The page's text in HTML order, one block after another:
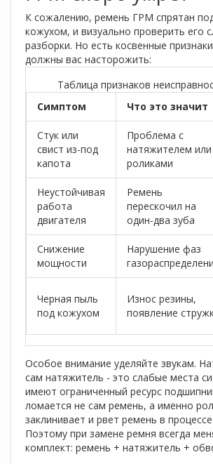
К сожалению, ремень ГРМ спрятан
кожухом, и визуально проверить его
разборки. Но есть косвенные
должны вас насторожить:
Таблица признаков
Симптом
Что это значит
Стук или
свист из-под
капота
Проблема с
натяжителем или
роликами
Неустойчивая
работа
двигателя
Ремень
перескочил на
один-два зуба
Снижение
мощности
Нарушение фаз
Черная пыль
под кожухом
Износ резины,
появление
Особое внимание уделяйте звукам.
сам натяжитель - это слабые места
имеют ограниченный ресурс
ломается не сам ремень, а именно
заклинивает и рвет ремень в
Поэтому при замене ремня всегда
комплект: ремень + натяжитель +